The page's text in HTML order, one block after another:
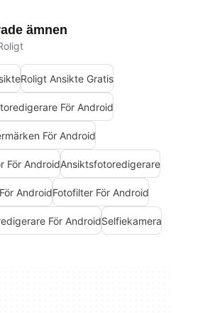
ämnen
Roligt Ansikte Gratis
För Android
För Android
För AndroidAnsiktsfotoredigerare
AndroidFotofilter För Android
För AndroidSelfiekamera